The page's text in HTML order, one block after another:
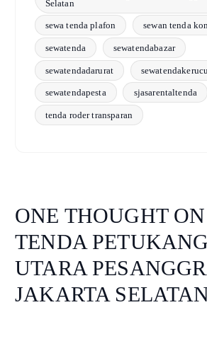
Selatan
sewa tenda plafon sewan tenda
sewatenda sewatendabazar
sewatendadarurat
sewatendapesta sjasarentaltenda
tenda roder transparan
ONE THOUGHT
TENDA
UTARA
JAKARTA